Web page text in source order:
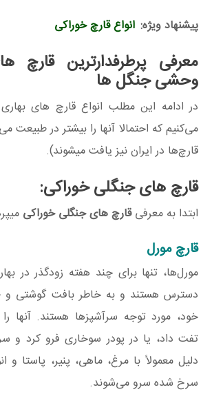
پیشنهاد ویژه: انواع قارچ خوراکی
معرفی پرطرفدارترین قارچ
وحشی جنگل ها
در ادامه این مطلب انواع قارچ های
می‌کنیم که احتمالا آنها را بیشتر در طبیعت
قارچ‌ها در ایران نیز یافت میشوند).
قارچ های جنگلی خوراکی:
ابتدا به معرفیقارچ های جنگلی خوراکی
قارچ مورل
مورل‌ها، تنها برای چند هفته زودگذر در
دسترس هستند و به خاطر بافت گوشتی
خود، مورد توجه سرآشپزها هستند. آنها
تفت داد، یا در پودر سوخاری فرو کرد و
دلیل معمولاً با مرغ، ماهی، پنیر، پاستا
سرخ شده سرو می‌شوند.